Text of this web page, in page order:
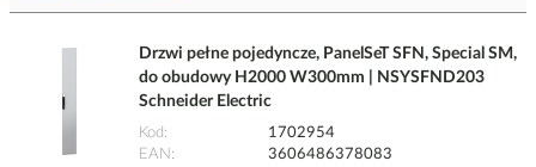
Drzwi pełne pojedyncze, PanelSeT SFN, Special SM,
do obudowy H2000 W300mm | NSYSFND203
Schneider Electric
Kod
1702954
EAN
3606486378083